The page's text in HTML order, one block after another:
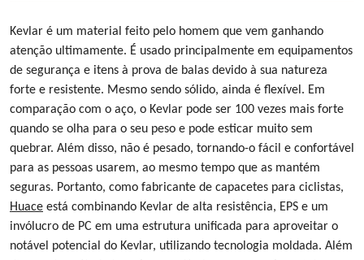
Kevlar é um material feito pelo homem que vem ganhando
atenção ultimamente. É usado principalmente em equipamentos
de segurança e itens à prova de balas devido à sua natureza
forte e resistente. Mesmo sendo sólido, ainda é flexível. Em
comparação com o aço, o Kevlar pode ser 100 vezes mais forte
quando se olha para o seu peso e pode esticar muito sem
quebrar. Além disso, não é pesado, tornando-o fácil e confortável
para as pessoas usarem, ao mesmo tempo que as mantém
seguras. Portanto, como fabricante de capacetes para ciclistas,
Huace está combinando Kevlar de alta resistência, EPS e um
invólucro de PC em uma estrutura unificada para aproveitar o
notável potencial do Kevlar, utilizando tecnologia moldada. Além